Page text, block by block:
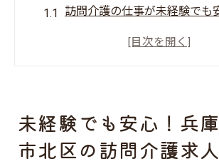
訪問介護の仕事が未経験でも
神戸市北区の訪問介護求人の
コツ
神戸市北区の訪問介護求人で
未経験でも安心！兵
市北区の訪問介護求